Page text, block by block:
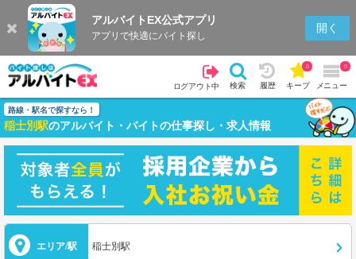
アルバイトEX公式アプリ
アプリで快適にバイト探し
開く
ログアウト中 検索 履歴 キープ
0
メニュー
0
路線・駅名で探すなら！
稲士別駅のアルバイト・バイトの仕事探し・求人情報
エリア/駅 稲士別駅